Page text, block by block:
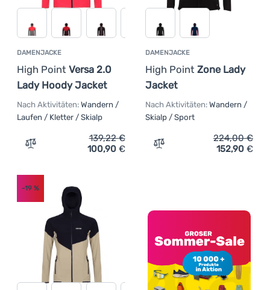
DAMENJACKE
High Point Versa 2.0
Lady Hoody Jacket
Nach Aktivitäten: Wandern /
Laufen / Kletter / Skialp
Zum Vergleich 'Damenjacke High Point Versa 2.0 Lady
139,22€
100,90 €
DAMENJACKE
High Point Zone Lady
Jacket
Nach Aktivitäten: Wandern /
Skialp / Sport
Zum Vergleich
224,00€
152,90 €
-19 %